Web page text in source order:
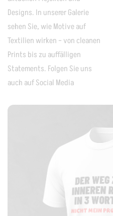
Designs. In unserer Galerie
sehen Sie, wie Motive auf
Textilien wirken – von cleanen
Prints bis zu auffälligen
Statements. Folgen Sie uns
auch auf Social Media